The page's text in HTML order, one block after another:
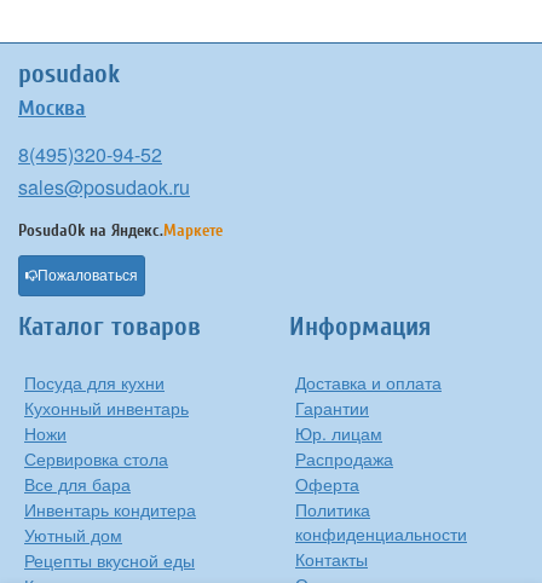
posudaok
Москва
8(495)320-94-52
sales@posudaok.ru
PosudaOk на Яндекс.Маркете
Пожаловаться
Каталог товаров
Посуда для кухни
Кухонный инвентарь
Ножи
Сервировка стола
Все для бара
Инвентарь кондитера
Уютный дом
Рецепты вкусной еды
Информация
Доставка и оплата
Гарантии
Юр. лицам
Распродажа
Оферта
Политика
конфиденциальности
Контакты